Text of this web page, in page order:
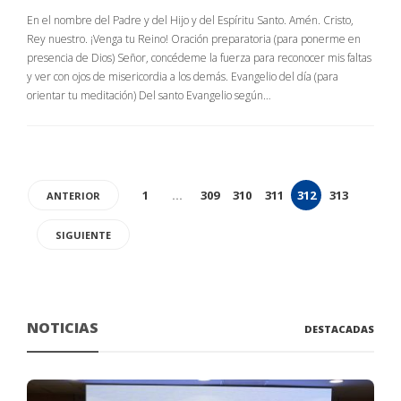
En el nombre del Padre y del Hijo y del Espíritu Santo. Amén. Cristo,
Rey nuestro. ¡Venga tu Reino! Oración preparatoria (para ponerme en
presencia de Dios) Señor, concédeme la fuerza para reconocer mis faltas
y ver con ojos de misericordia a los demás. Evangelio del día (para
orientar tu meditación) Del santo Evangelio según…
ANTERIOR 1 … 309 310 311 312 313
SIGUIENTE
NOTICIAS DESTACADAS